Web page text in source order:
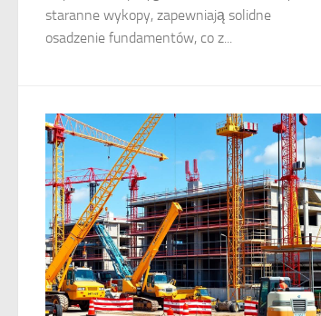
staranne wykopy, zapewniają solidne
osadzenie fundamentów, co z...